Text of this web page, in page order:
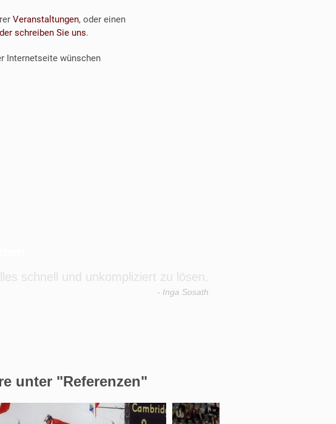
Veranstaltungen, oder einen
schreiben Sie uns.
Internetseite wünschen
schnell und unkompliziert zu lösen.
- Inga Sosath
unter "Referenzen"